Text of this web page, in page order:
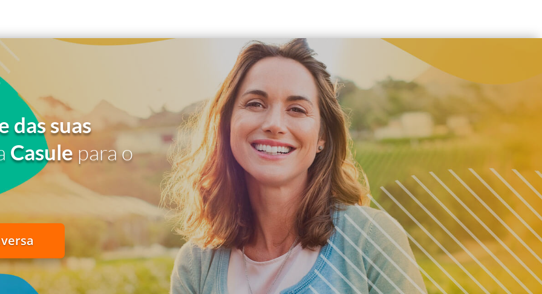
das suas
Casule para o